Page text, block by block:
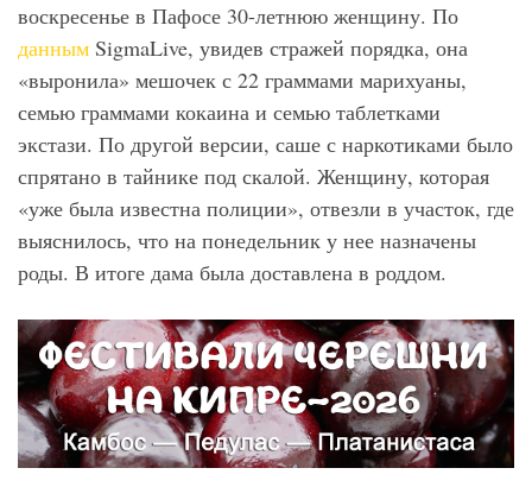
воскресенье в Пафосе 30-летнюю женщину. По
данным SigmaLive, увидев стражей порядка, она
«выронила» мешочек с 22 граммами марихуаны,
семью граммами кокаина и семью таблетками
экстази. По другой версии, саше с наркотиками было
спрятано в тайнике под скалой. Женщину, которая
«уже была известна полиции», отвезли в участок, где
выяснилось, что на понедельник у нее назначены
роды. В итоге дама была доставлена в роддом.